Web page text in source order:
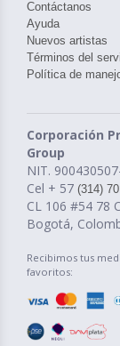
Contáctanos
Ayuda
Nuevos artistas
Términos del
Política de
Corporación
Group
NIT.
Cel + 57 (314)
CL 106 #54 78
Bogotá,
Recibimos tus
favoritos: